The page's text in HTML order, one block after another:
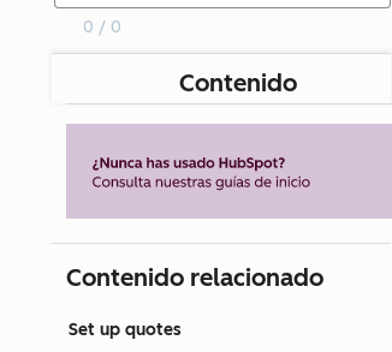
0 / 0
Contenido
Contenido relacionado
Set up quotes